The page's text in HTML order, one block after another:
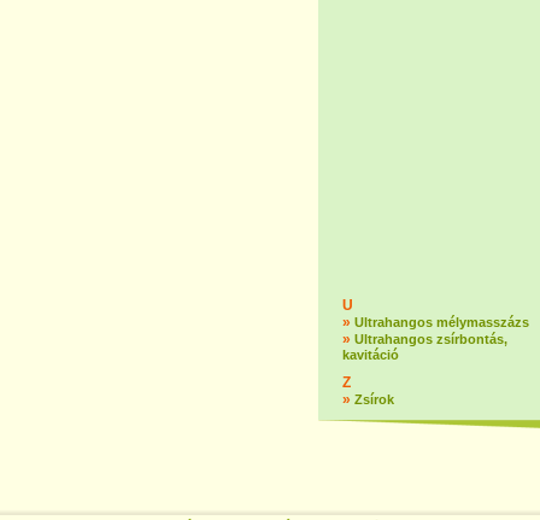
U
» Ultrahangos mélymasszázs
» Ultrahangos zsírbontás,
kavitáció
Z
» Zsírok